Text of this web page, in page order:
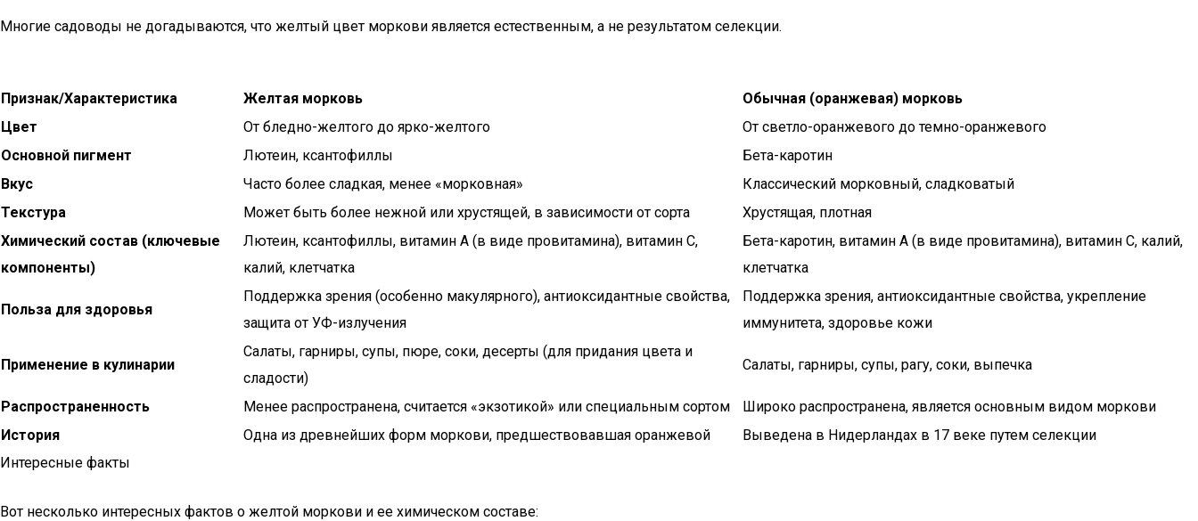
Многие садоводы не догадываются, что желтый цвет моркови является естественным, а не результатом селекции.
Признак/Характеристика Желтая морковь
Обычная (оранжевая) морковь
Цвет
От бледно-желтого до ярко-желтого
От светло-оранжевого до темно-оранжевого
Основной пигмент
Лютеин, ксантофиллы
Бета-каротин
Вкус
Часто более сладкая, менее «морковная»
Классический морковный, сладковатый
Текстура
Может быть более нежной или хрустящей, в зависимости от сорта
Хрустящая, плотная
Химический состав (ключевые
компоненты)
Лютеин, ксантофиллы, витамин А (в виде провитамина), витамин С,
калий, клетчатка
Бета-каротин, витамин А (в виде провитамина), витамин С, калий,
клетчатка
Польза для здоровья
Поддержка зрения (особенно макулярного), антиоксидантные свойства,
защита от УФ-излучения
Поддержка зрения, антиоксидантные свойства, укрепление
иммунитета, здоровье кожи
Применение в кулинарии
Салаты, гарниры, супы, пюре, соки, десерты (для придания цвета и
сладости)
Салаты, гарниры, супы, рагу, соки, выпечка
Распространенность Менее распространена, считается «экзотикой» или специальным сортом
Широко распространена, является основным видом моркови
История
Одна из древнейших форм моркови, предшествовавшая оранжевой
Выведена в Нидерландах в 17 веке путем селекции
Интересные факты
Вот несколько интересных фактов о желтой моркови и ее химическом составе: